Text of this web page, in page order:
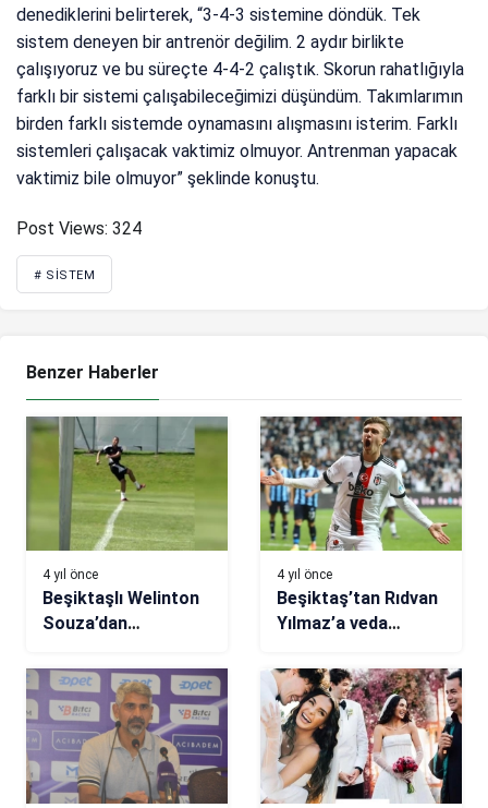
denediklerini belirterek, “3-4-3 sistemine döndük. Tek
sistem deneyen bir antrenör değilim. 2 aydır birlikte
çalışıyoruz ve bu süreçte 4-4-2 çalıştık. Skorun rahatlığıyla
farklı bir sistemi çalışabileceğimizi düşündüm. Takımlarımın
birden farklı sistemde oynamasını alışmasını isterim. Farklı
sistemleri çalışacak vaktimiz olmuyor. Antrenman yapacak
vaktimiz bile olmuyor” şeklinde konuştu.
Post Views: 324
# SISTEM
Benzer Haberler
4 yıl önce
Beşiktaşlı Welinton
Souza’dan
gol!
4 yıl önce
Beşiktaş’tan Rıdvan
Yılmaz’a veda